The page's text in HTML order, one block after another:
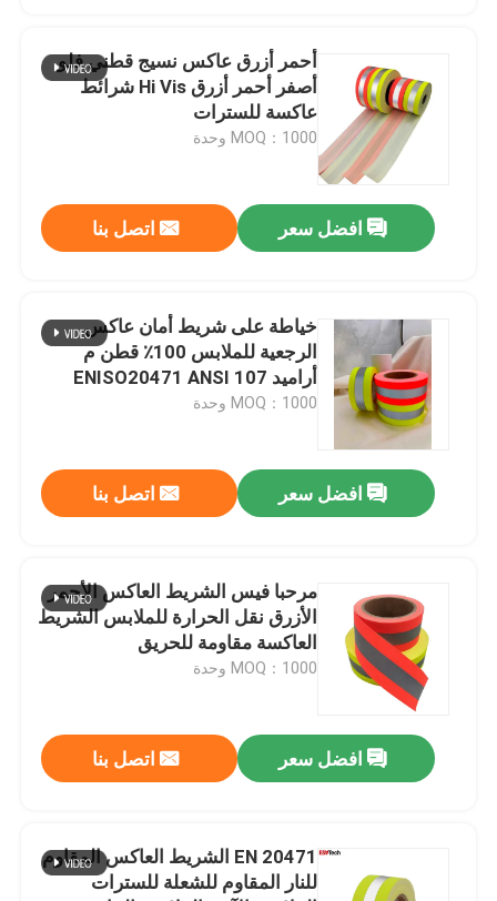
اتصل بنا
جميع القضايا
طلب اقتباس
نسيج عاكس
غزل خيط عاكس
فيلم نقل الحرارة
ملصق الملابس
نسيج قوس قزح عاكس
أحمر أزرق عاكس نسيج قطني فلو
أصفر أحمر أزرق Hi Vis شرائط
عاكسة للسترات
MOQ：1000 وحدة
افضل سعر اتصل بنا
خياطة على شريط أمان عاكس
الرجعية للملابس 100٪ قطن م
أراميد ENISO20471 ANSI 107
MOQ：1000 وحدة
افضل سعر اتصل بنا
مرحبا فيس الشريط العاكس الأحمر
الأزرق نقل الحرارة للملابس الشريط
العاكسة مقاومة للحريق
MOQ：1000 وحدة
افضل سعر اتصل بنا
EN 20471 الشريط العاكس المقاوم
للنار المقاوم للشعلة للسترات